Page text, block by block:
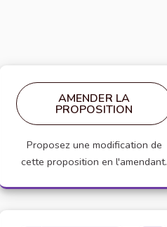
AMENDER LA
PROPOSITION
Proposez une modification de
cette proposition en l'amendant.